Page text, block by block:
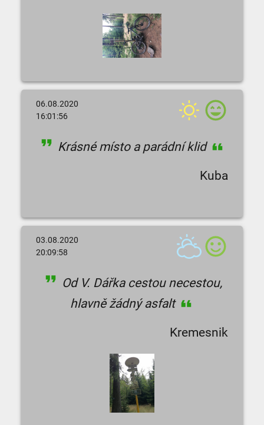
06.08.2020
16:01:56
Krásné místo a parádní klid
Kuba
03.08.2020
20:09:58
Od V. Dářka cestou necestou,
hlavně žádný asfalt
Kremesnik